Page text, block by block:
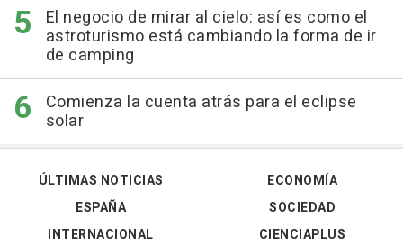
El negocio de mirar al cielo: así es como el
astroturismo está cambiando la forma de ir
de camping
Comienza la cuenta atrás para el eclipse
solar
ÚLTIMAS NOTICIAS
ESPAÑA
INTERNACIONAL
ECONOMÍA
SOCIEDAD
CIENCIAPLUS